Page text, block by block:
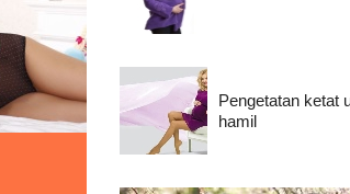
Pengetatan ketat
hamil